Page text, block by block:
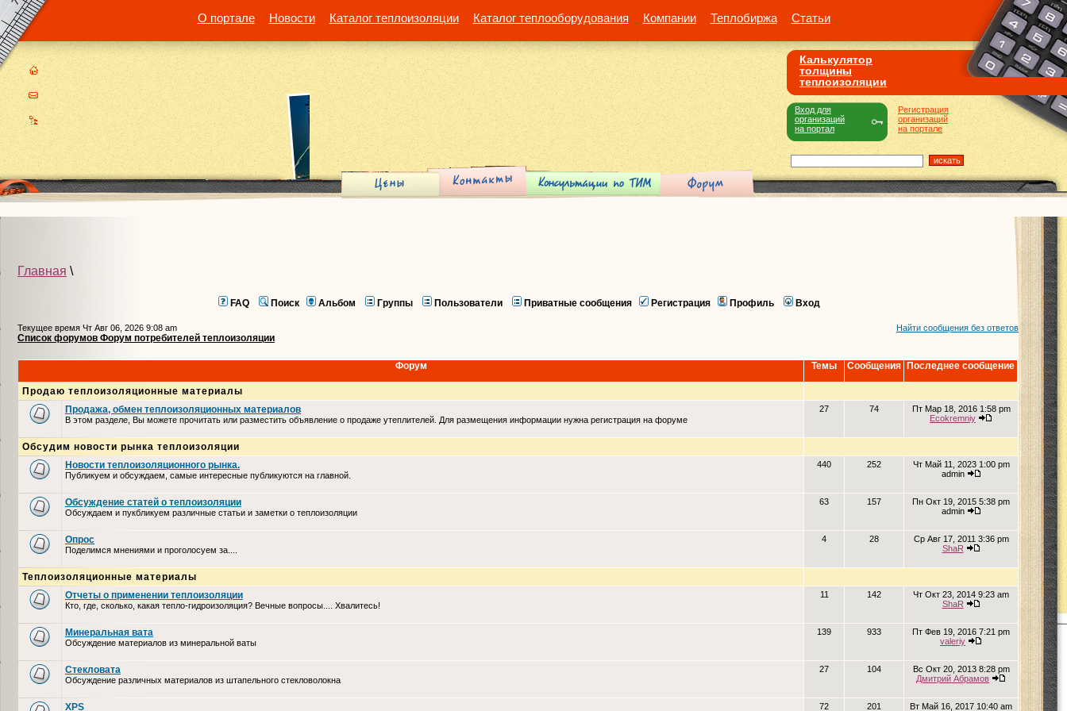
О портале Новости Каталог теплоизоляции Каталог теплооборудования Компании Теплобиржа Статьи
Калькулятор
толщины
теплоизоляции
Регистрация
организаций
на портале
Вход для
организаций
на портал
Главная \
FAQ Поиск Альбом Группы Пользователи Приватные сообщения Регистрация Профиль Вход
Текущее время Чт Авг 06, 2026 9:08 am
Список форумов Форум потребителей теплоизоляции
Найти сообщения без ответов
Форум Темы Сообщения Последнее сообщение
Продаю теплоизоляционные материалы
Продажа, обмен теплоизоляционных материалов
В этом разделе, Вы можете прочитать или разместить объявление о продаже утеплителей. Для размещения информации нужна регистрация на форуме
27 74
Пт Мар 18, 2016 1:58 pm
Ecokremniy
Обсудим новости рынка теплоизоляции
Новости теплоизоляционного рынка.
Публикуем и обсуждаем, самые интересные публикуются на главной.
440 252
Чт Май 11, 2023 1:00 pm
admin
Обсуждение статей о теплоизоляции
Обсуждаем и пукбликуем различные статьи и заметки о теплоизоляции
63 157
Пн Окт 19, 2015 5:38 pm
admin
Опрос
Поделимся мнениями и проголосуем за....
4 28
Ср Авг 17, 2011 3:36 pm
ShaR
Теплоизоляционные материалы
Отчеты о применении теплоизоляции
Кто, где, сколько, какая тепло-гидроизоляция? Вечные вопросы.... Хвалитесь!
11 142
Чт Окт 23, 2014 9:23 am
ShaR
Минеральная вата
Обсуждение материалов из минеральной ваты
139 933
Пт Фев 19, 2016 7:21 pm
valeriy
Стекловата
Обсуждение различных материалов из штапельного стекловолокна
27 104
Вс Окт 20, 2013 8:28 pm
Дмитрий Абрамов
XPS 72 201 Вт Май 16, 2017 10:40 am